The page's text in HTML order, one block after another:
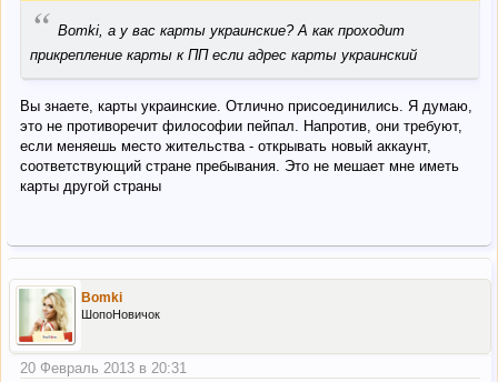
“ Bomki, а у вас карты украинские? А как проходит
прикрепление карты к ПП если адрес карты украинский
Вы знаете, карты украинские. Отлично присоединились. Я думаю,
это не противоречит философии пейпал. Напротив, они требуют,
если меняешь место жительства - открывать новый аккаунт,
соответствующий стране пребывания. Это не мешает мне иметь
карты другой страны
Bomki
ШопоНовичок
20 Февраль 2013 в 20:31